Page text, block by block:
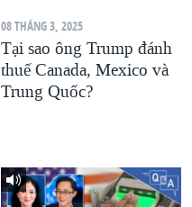
08 THÁNG 3, 2025
Tại sao ông Trump đánh
thuế Canada, Mexico và
Trung Quốc?